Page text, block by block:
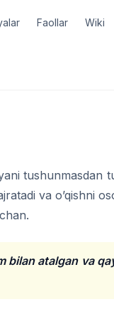
Faollar Wiki
tushunmasdan
va o’qishni
bilan atalgan va